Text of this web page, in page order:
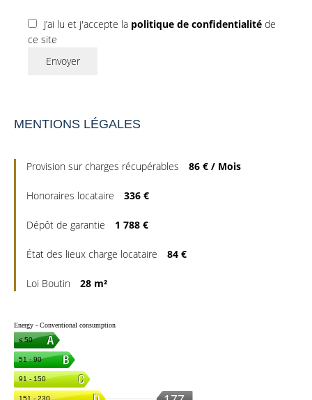
J’ai lu et j'accepte la politique de confidentialité de
ce site
Envoyer
MENTIONS LÉGALES
Provision sur charges récupérables 86 € / Mois
Honoraires locataire 336 €
Dépôt de garantie 1 788 €
État des lieux charge locataire 84 €
Loi Boutin 28 m²